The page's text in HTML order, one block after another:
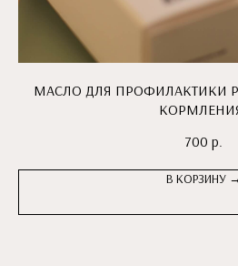
МАСЛО ДЛЯ ПРОФИЛАКТИКИ
700 р.
В КОРЗИНУ →